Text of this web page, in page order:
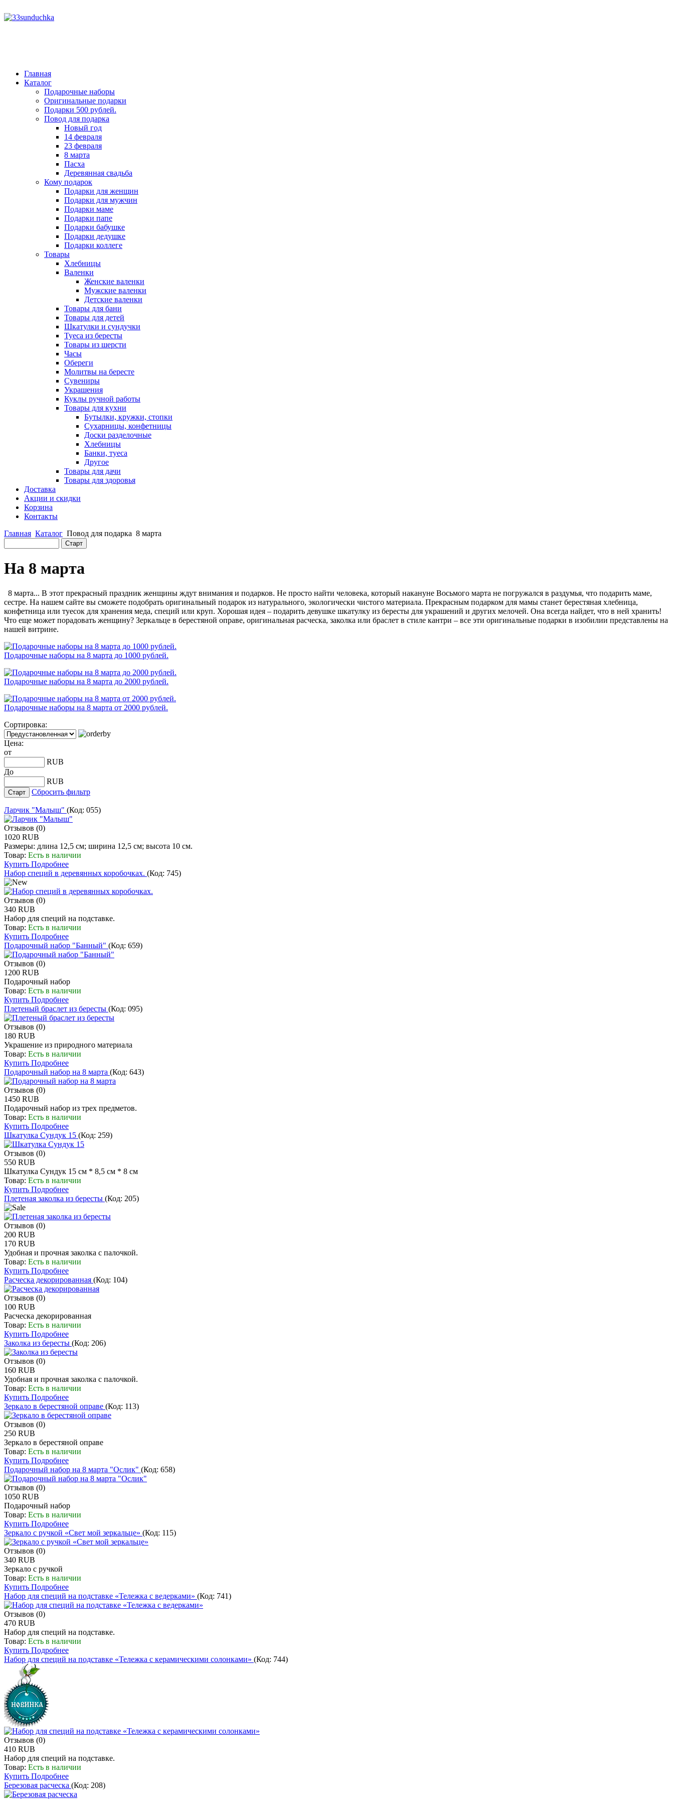
Главная
Каталог
Подарочные наборы
Оригинальные подарки
Подарки 500 рублей.
Повод для подарка
Новый год
14 февраля
23 февраля
8 марта
Пасха
Деревянная свадьба
Кому подарок
Подарки для женщин
Подарки для мужчин
Подарки маме
Подарки папе
Подарки бабушке
Подарки дедушке
Подарки коллеге
Товары
Хлебницы
Валенки
Женские валенки
Мужские валенки
Детские валенки
Товары для бани
Товары для детей
Шкатулки и сундучки
Туеса из бересты
Товары из шерсти
Часы
Обереги
Молитвы на бересте
Сувениры
Украшения
Куклы ручной работы
Товары для кухни
Бутылки, кружки, стопки
Сухарницы, конфетницы
Доски разделочные
Хлебницы
Банки, туеса
Другое
Товары для дачи
Товары для здоровья
Доставка
Акции и скидки
Корзина
Контакты
Главная Каталог Повод для подарка 8 марта
На 8 марта
8 марта... В этот прекрасный праздник женщины ждут внимания и подарков. Не просто найти человека, который накануне Восьмого марта не погружался в раздумья, что подарить маме,
сестре. На нашем сайте вы сможете подобрать оригинальный подарок из натурального, экологически чистого материала. Прекрасным подарком для мамы станет берестяная хлебница,
конфетница или туесок для хранения меда, специй или круп. Хорошая идея – подарить девушке шкатулку из бересты для украшений и других мелочей. Она всегда найдет, что в ней хранить!
Что еще может порадовать женщину? Зеркальце в берестяной оправе, оригинальная расческа, заколка или браслет в стиле кантри – все эти оригинальные подарки в изобилии представлены на
нашей витрине.
Подарочные наборы на 8 марта до 1000 рублей.
Подарочные наборы на 8 марта до 2000 рублей.
Подарочные наборы на 8 марта от 2000 рублей.
Сортировка:
Цена:
от
RUB
До
RUB
Сбросить фильтр
Ларчик "Малыш" (Код: 055)
Отзывов (0)
1020 RUB
Размеры: длина 12,5 см; ширина 12,5 см; высота 10 см.
Товар: Есть в наличии
Купить Подробнее
Набор специй в деревянных коробочках. (Код: 745)
Отзывов (0)
340 RUB
Набор для специй на подставке.
Товар: Есть в наличии
Купить Подробнее
Подарочный набор "Банный" (Код: 659)
Отзывов (0)
1200 RUB
Подарочный набор
Товар: Есть в наличии
Купить Подробнее
Плетеный браслет из бересты (Код: 095)
Отзывов (0)
180 RUB
Украшение из природного материала
Товар: Есть в наличии
Купить Подробнее
Подарочный набор на 8 марта (Код: 643)
Отзывов (0)
1450 RUB
Подарочный набор из трех предметов.
Товар: Есть в наличии
Купить Подробнее
Шкатулка Сундук 15 (Код: 259)
Отзывов (0)
550 RUB
Шкатулка Сундук 15 см * 8,5 см * 8 см
Товар: Есть в наличии
Купить Подробнее
Плетеная заколка из бересты (Код: 205)
Отзывов (0)
200 RUB
170 RUB
Удобная и прочная заколка c палочкой.
Товар: Есть в наличии
Купить Подробнее
Расческа декорированная (Код: 104)
Отзывов (0)
100 RUB
Расческа декорированная
Товар: Есть в наличии
Купить Подробнее
Заколка из бересты (Код: 206)
Отзывов (0)
160 RUB
Удобная и прочная заколка с палочкой.
Товар: Есть в наличии
Купить Подробнее
Зеркало в берестяной оправе (Код: 113)
Отзывов (0)
250 RUB
Зеркало в берестяной оправе
Товар: Есть в наличии
Купить Подробнее
Подарочный набор на 8 марта "Ослик" (Код: 658)
Отзывов (0)
1050 RUB
Подарочный набор
Товар: Есть в наличии
Купить Подробнее
Зеркало с ручкой «Свет мой зеркальце» (Код: 115)
Отзывов (0)
340 RUB
Зеркало с ручкой
Товар: Есть в наличии
Купить Подробнее
Набор для специй на подставке «Тележка с ведерками» (Код: 741)
Отзывов (0)
470 RUB
Набор для специй на подставке.
Товар: Есть в наличии
Купить Подробнее
Набор для специй на подставке «Тележка с керамическими солонками» (Код: 744)
Отзывов (0)
410 RUB
Набор для специй на подставке.
Товар: Есть в наличии
Купить Подробнее
Березовая расческа (Код: 208)